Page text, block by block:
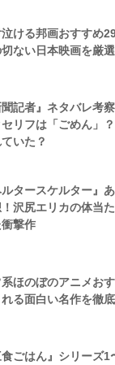
ける邦画おすすめ
ない日本映画を厳
聞記者』ネタバレ考
リフは「ごめん」
いた？
ルタースケルター』
沢尻エリカの体当
衝撃作
系ほのぼのアニメお
る面白い名作を徹
食ごはん』シリーズ